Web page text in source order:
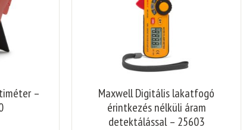
–
Maxwell Digitális lakatfogó
érintkezés nélküli áram
detektálással – 25603